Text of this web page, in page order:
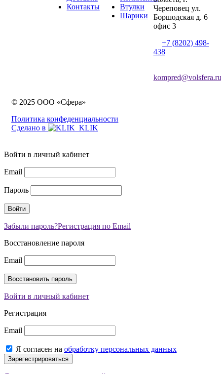
Контакты
Втулки
Шарики
Череповец ул.
Боршодская д. 6
офис 3
+7 (8202) 498-
438
kompred@volsfera.ru
© 2025 ООО «Сфера»
Политика конфеденциальности
Сделано в
Войти в личный кабинет
Email
Пароль
Забыли пароль?Регистрация по Email
Восстановление пароля
Email
Войти в личный кабинет
Регистрация
Email
Я согласен на обработку персональных данных